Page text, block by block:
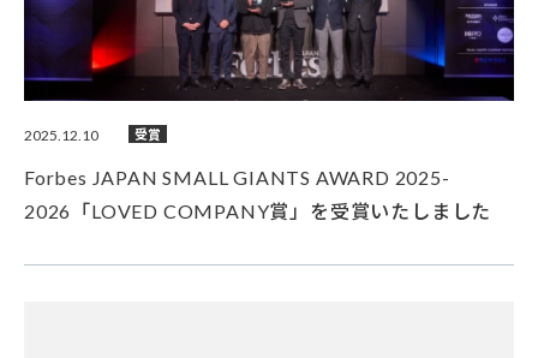
2025.12.10 受賞
Forbes JAPAN SMALL GIANTS AWARD 2025-
2026「LOVED COMPANY賞」を受賞いたしました